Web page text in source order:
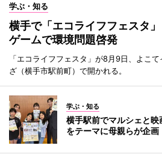
学ぶ・知る
横手で「エコライフフェスタ
ゲームで環境問題啓発
「エコライフフェスタ」が8月9日、よこ
ざ（横手市駅前町）で開かれる。
学ぶ・知る
横手駅前でマルシェと
をテーマに母親らが企画